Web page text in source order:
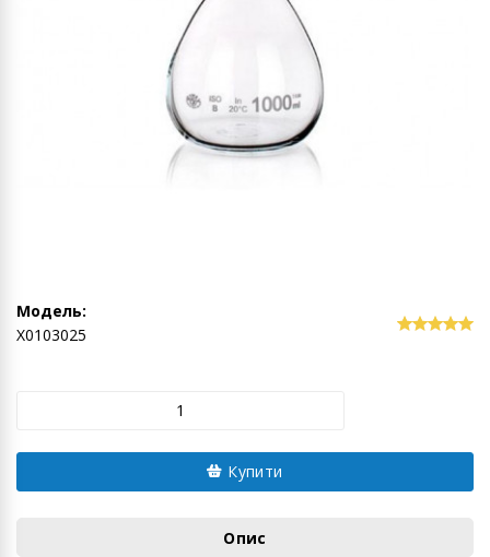
Модель:
Х0103025
Купити
Опис